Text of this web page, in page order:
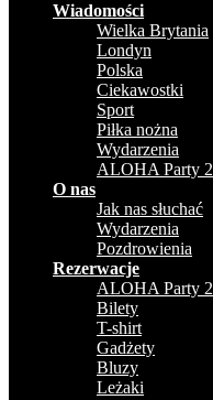
Wiadomości
Wielka Brytania
Londyn
Polska
Ciekawostki
Sport
Piłka nożna
Wydarzenia
ALOHA Party 2
O nas
Jak nas słuchać
Wydarzenia
Pozdrowienia
Rezerwacje
ALOHA Party 2
Bilety
T-shirt
Gadżety
Bluzy
Leżaki